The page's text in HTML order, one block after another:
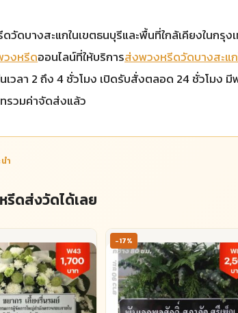
ดบางสะแกในเขตธนบุรีและพื้นที่ใกล้เคียงในกรุ
งหรีดออนไลน์ที่ให้บริการส่งพวงหรีดวัดบางสะแ
เวลา 2 ถึง 4 ชั่วโมง เปิดรับสั่งตลอด 24 ชั่วโมง
รวมค่าจัดส่งแล้ว
ำ
รีดส่งวัดได้เลย
-17%